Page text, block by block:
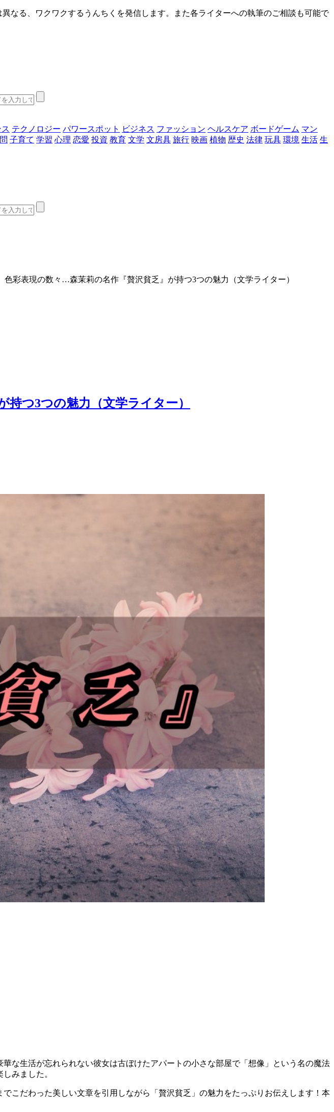
なる、ワクワクするうんちくを発信します。また各ライターへの執筆のご相談も可能で
テクノロジー パワースポット ビジネス ファッション ヘルスケア ボードゲーム マン
子育て 学習 心理 恋愛 投資 教育 文学 文房具 旅行 映画 植物 歴史 法律 玩具 環境 生活 生
色彩表現の数々…森茉莉の名作『贅沢貧乏』が持つ3つの魅力（文学ライター）
つ3つの魅力（文学ライター）
な生活が忘れられない彼女は古ぼけたアパートの小さな部屋で「想像」という名の魔法
みました。
こだわった美しい文章を引用しながら「贅沢貧乏」の魅力をたっぷりお伝えします！本